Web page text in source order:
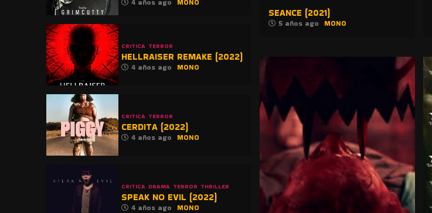
SEANCE (2021)
5 años ago MONO
CRITICA TERROR
HELLRAISER REMAKE (2022)
4 años ago MONO
CRITICA TERROR
CERDITA (2022)
4 años ago MONO
CRITICA DRAMA TERROR THRILLER
SPEAK NO EVIL (2022)
4 años ago MONO